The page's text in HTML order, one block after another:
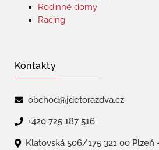
Rodinné domy
Racing
Kontakty
obchod@jdetorazdva.cz
+420 725 187 516
Klatovská 506/175 321 00 Plzeň